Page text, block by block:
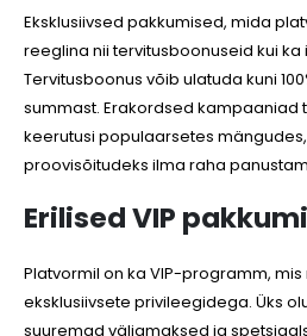
Eksklusiivsed pakkumised, mida
reeglina nii tervitusboonuseid kui
Tervitusboonus võib ulatuda kuni
summast. Erakordsed kampaaniad
keerutusi populaarsetes
proovisõitudeks ilma raha
Erilised VIP
Platvormil on ka VIP-programm,
eksklusiivsete privileegidega. Üks
suuremad väljamaksed ja